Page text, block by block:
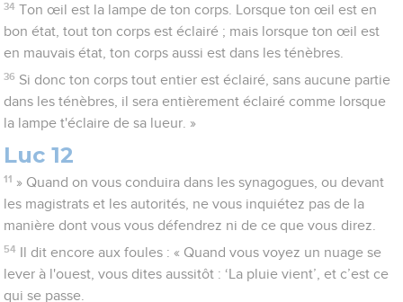
34 Ton œil est la lampe de ton corps. Lorsque ton œil est en
bon état, tout ton corps est éclairé ; mais lorsque ton œil est
en mauvais état, ton corps aussi est dans les ténèbres.
36 Si donc ton corps tout entier est éclairé, sans aucune partie
dans les ténèbres, il sera entièrement éclairé comme lorsque
la lampe t'éclaire de sa lueur. »
Luc 12
11 » Quand on vous conduira dans les synagogues, ou devant
les magistrats et les autorités, ne vous inquiétez pas de la
manière dont vous vous défendrez ni de ce que vous direz.
54
Il dit encore aux foules : « Quand vous voyez un nuage se
lever à l'ouest, vous dites aussitôt : ‘La pluie vient’, et c’est ce
qui se passe.